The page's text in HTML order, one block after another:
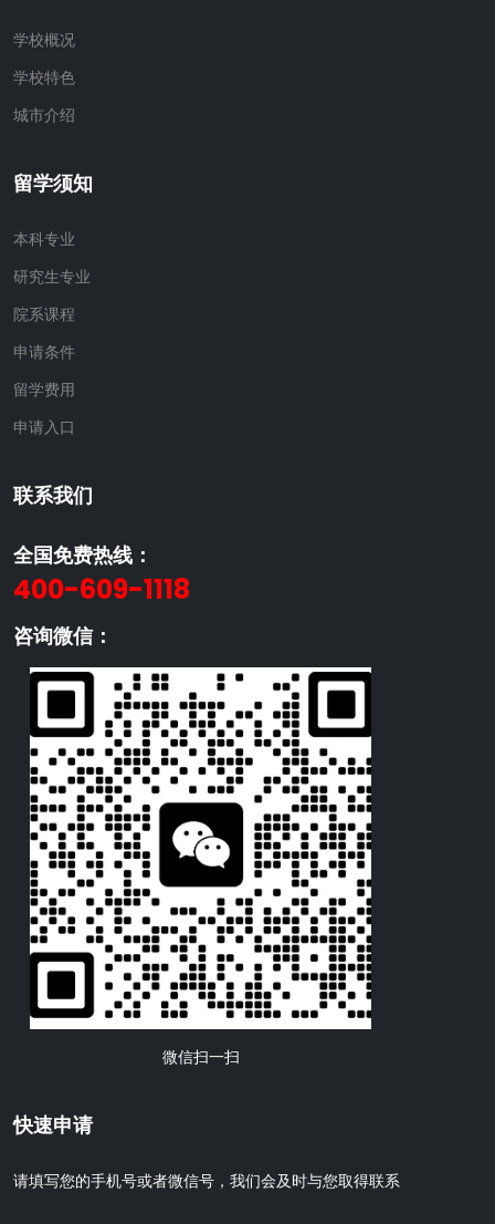
学校概况
学校特色
城市介绍
留学须知
本科专业
研究生专业
院系课程
申请条件
留学费用
申请入口
联系我们
全国免费热线：
400-609-1118
咨询微信：
微信扫一扫
快速申请
请填写您的手机号或者微信号，我们会及时与您取得联系